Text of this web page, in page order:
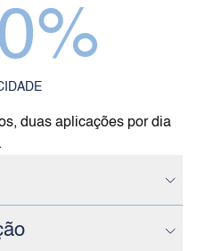
%
duas aplicações por dia